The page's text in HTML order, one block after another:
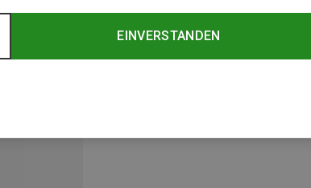
EINVERSTANDEN